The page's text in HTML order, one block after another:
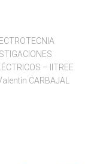
– IITREE
CARBAJAL